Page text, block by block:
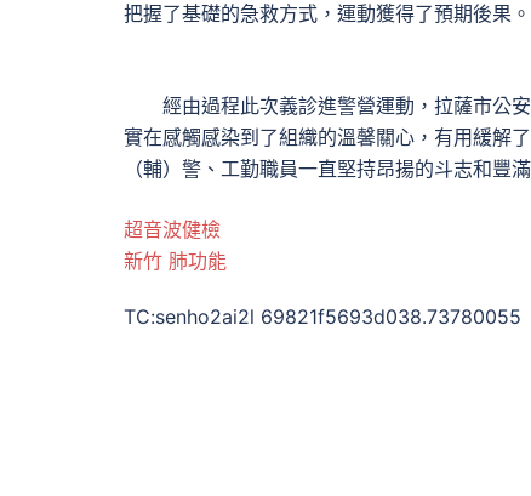
把握了基礎的急救方式，運動獲得了預期後果。
經由過程此次義診進警營運動，拉薩市公安
實在感觸感染到了組織的溫馨關心，有用緩解
（輔）警、工勤職員一直堅持昂揚的斗志和豐
超音波健檢
新竹 肺功能
TC:senho2ai2l 69821f5693d038.73780055